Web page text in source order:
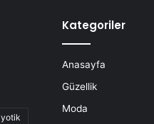
Kategoriler
Anasayfa
Güzellik
Moda